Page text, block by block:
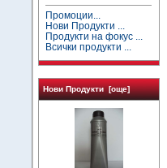
Промоции...
Нови Продукти ...
Продукти на фокус ...
Всички продукти ...
Нови Продукти [още]